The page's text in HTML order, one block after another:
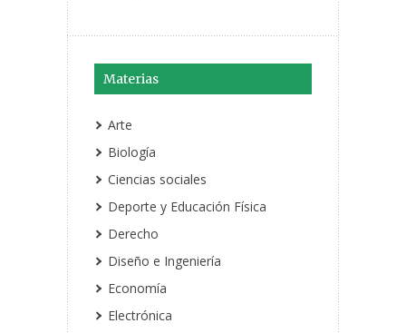
Materias
Arte
Biología
Ciencias sociales
Deporte y Educación Física
Derecho
Diseño e Ingeniería
Economía
Electrónica